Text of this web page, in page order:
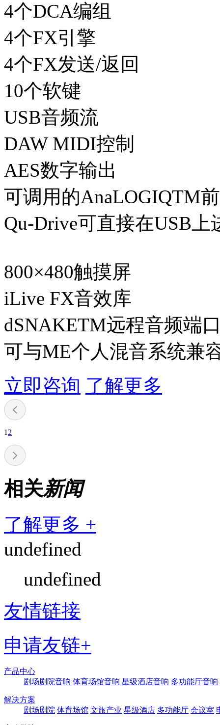
4个DCA编组
4个FX引擎
4个FX发送/返回
10个软键
USB音频流
DAW MIDI控制
AES数字输出
可调用的AnaLOGIQTM
Qu-Drive可直接在USB
800×480触摸屏
iLive FX音效库
dSNAKETM远程音频端
可与ME个人混音系统兼
立即咨询 了解更多
1 2
相关新闻
了解更多 +
undefined
undefined
友情链接
申请友链+
产品中心
剧场剧院音响 体育场馆音响 星级酒店音响 多功能厅音响
解决方案
剧场剧院 体育场馆 文旅产业 星级酒店 多功能厅 会议室